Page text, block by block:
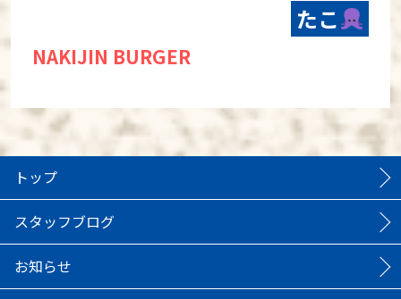
たこ
NAKIJIN BURGER
トップ
スタッフブログ
お知らせ